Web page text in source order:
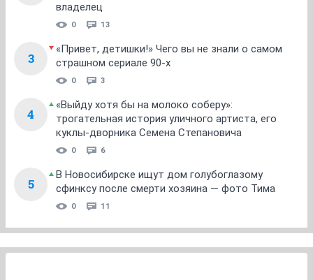
владелец
0 13
3
«Привет, детишки!» Чего вы не знали о самом
страшном сериале 90-х
0 3
4
«Выйду хотя бы на молоко соберу»:
трогательная история уличного артиста, его
куклы-дворника Семена Степановича
0 6
5
В Новосибирске ищут дом голубоглазому
сфинксу после смерти хозяина — фото Тима
0 11